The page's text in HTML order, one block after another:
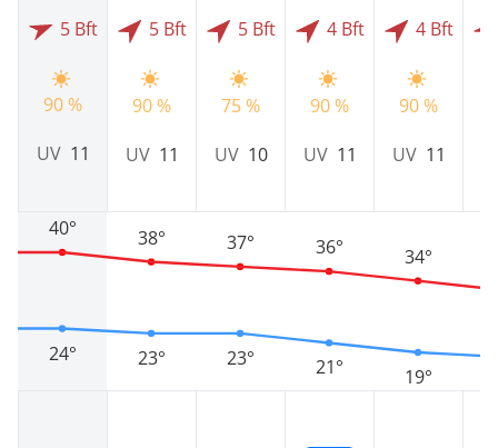
5 Bft
90 %
UV 11
24°
40°
5 Bft
90 %
UV 11
23°
38°
5 Bft
75 %
UV 10
23°
37°
4 Bft
90 %
UV 11
21°
36°
4 Bft
90 %
UV 11
19°
34°